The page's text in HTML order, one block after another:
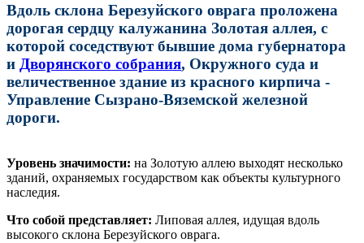
Вдоль склона Березуйского оврага проложена
дорогая сердцу калужанина Золотая аллея, с
которой соседствуют бывшие дома губернатора
и Дворянского собрания, Окружного суда и
величественное здание из красного кирпича -
Управление Сызрано-Вяземской железной
дороги.
Уровень значимости: на Золотую аллею выходят несколько
зданий, охраняемых государством как объекты культурного
наследия.
Что собой представляет: Липовая аллея, идущая вдоль
высокого склона Березуйского оврага.